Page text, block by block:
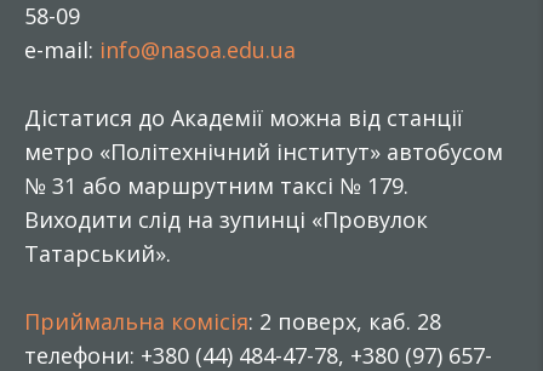
58-09
e-mail: info@nasoa.edu.ua
Дістатися до Академії можна від станції
метро «Політехнічний інститут» автобусом
№ 31 або маршрутним таксі № 179.
Виходити слід на зупинці «Провулок
Татарський».
Приймальна комісія: 2 поверх, каб. 28
телефони: +380 (44) 484-47-78, +380 (97) 657-